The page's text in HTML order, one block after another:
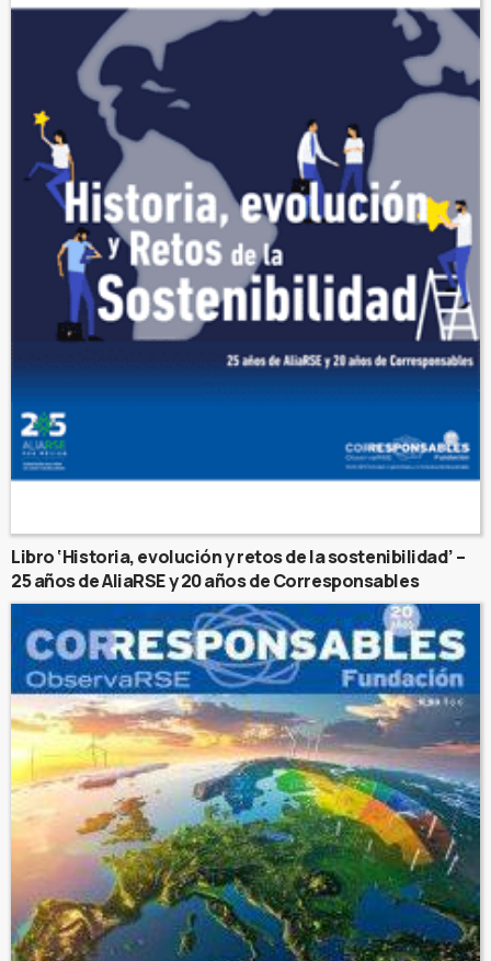
Libro ‘Historia, evolución y retos de la sostenibilidad’ –
25 años de AliaRSE y 20 años de Corresponsables